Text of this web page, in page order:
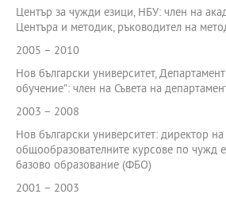
Център за чужди езици, НБУ: член на
Центъра и методик, ръководител на
2005 – 2010
Нов български университет,
обучение”: член на Съвета на
2003 – 2008
Нов български университет: директор на
общообразователните курсове по чужд
базово образование (ФБО)
2001 – 2003